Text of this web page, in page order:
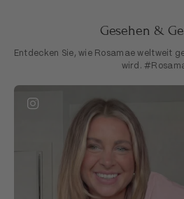
Gesehen &
Entdecken Sie, wie Rosamae weltweit
wird.